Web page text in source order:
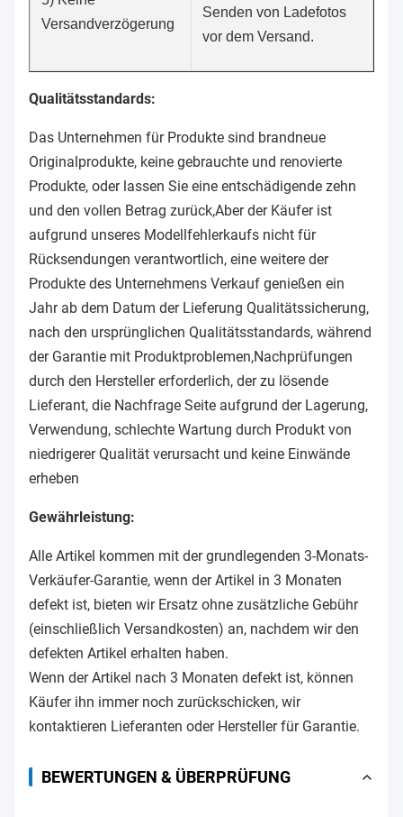
Versandverzögerung
Senden von Ladefotos
vor dem Versand.
Qualitätsstandards:
Das Unternehmen für Produkte sind brandneue
Originalprodukte, keine gebrauchte und renovierte
Produkte, oder lassen Sie eine entschädigende zehn
und den vollen Betrag zurück,Aber der Käufer ist
aufgrund unseres Modellfehlerkaufs nicht für
Rücksendungen verantwortlich, eine weitere der
Produkte des Unternehmens Verkauf genießen ein
Jahr ab dem Datum der Lieferung Qualitätssicherung,
nach den ursprünglichen Qualitätsstandards, während
der Garantie mit Produktproblemen,Nachprüfungen
durch den Hersteller erforderlich, der zu lösende
Lieferant, die Nachfrage Seite aufgrund der Lagerung,
Verwendung, schlechte Wartung durch Produkt von
niedrigerer Qualität verursacht und keine Einwände
erheben
Gewährleistung:
Alle Artikel kommen mit der grundlegenden 3-Monats-
Verkäufer-Garantie, wenn der Artikel in 3 Monaten
defekt ist, bieten wir Ersatz ohne zusätzliche Gebühr
(einschließlich Versandkosten) an, nachdem wir den
defekten Artikel erhalten haben.
Wenn der Artikel nach 3 Monaten defekt ist, können
Käufer ihn immer noch zurückschicken, wir
kontaktieren Lieferanten oder Hersteller für Garantie.
BEWERTUNGEN & ÜBERPRÜFUNG